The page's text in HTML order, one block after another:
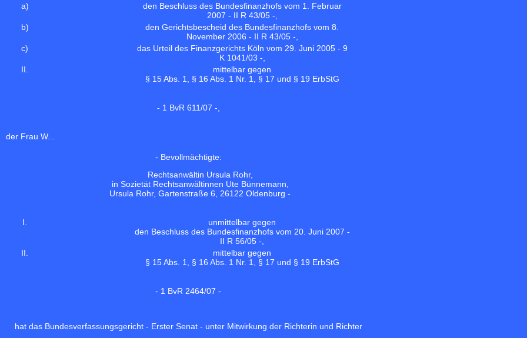
a)
den Beschluss des Bundesfinanzhofs vom 1. Februar
2007 - II R 43/05 -,
b)
den Gerichtsbescheid des Bundesfinanzhofs vom 8.
November 2006 - II R 43/05 -,
c)
das Urteil des Finanzgerichts Köln vom 29. Juni 2005 - 9
K 1041/03 -,
II.
mittelbar gegen
§ 15 Abs. 1, § 16 Abs. 1 Nr. 1, § 17 und § 19 ErbStG
- 1 BvR 611/07 -,
der Frau W...
- Bevollmächtigte:
Rechtsanwältin Ursula Rohr,
in Sozietät Rechtsanwältinnen Ute Bünnemann,
Ursula Rohr, Gartenstraße 6, 26122 Oldenburg -
I.
unmittelbar gegen
den Beschluss des Bundesfinanzhofs vom 20. Juni 2007 -
II R 56/05 -,
II.
mittelbar gegen
§ 15 Abs. 1, § 16 Abs. 1 Nr. 1, § 17 und § 19 ErbStG
- 1 BvR 2464/07 -
hat das Bundesverfassungsgericht - Erster Senat - unter Mitwirkung der Richterin und Richter